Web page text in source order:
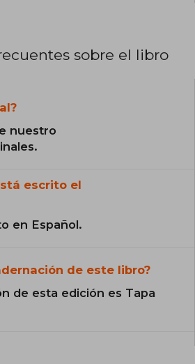
sobre el libro
nuestro
escrito el
en Español.
de este libro?
de esta edición es Tapa